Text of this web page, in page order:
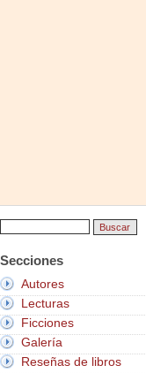
Secciones
Autores
Lecturas
Ficciones
Galería
Reseñas de libros